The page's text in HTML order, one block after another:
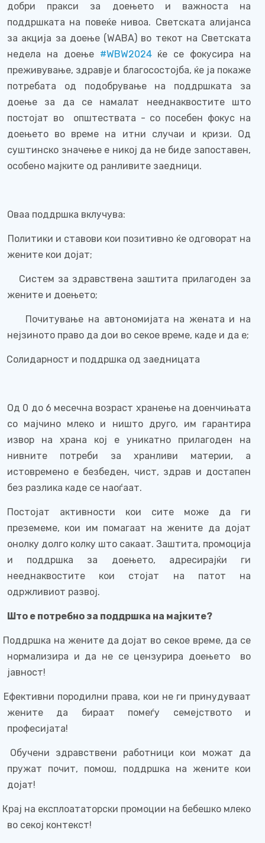
добри пракси за доењето и важноста на
поддршката на повеќе нивоа. Светската алијанса
за акција за доење (WABA) во текот на Светската
недела на доење #WBW2024 ќе се фокусира на
преживување, здравје и благосостојба, ќе ја покаже
потребата од подобрување на поддршката за
доење за да се намалат нееднаквостите што
постојат во
општествата - со посебен фокус на
доењето во време на итни случаи и кризи. Од
суштинско значење е никој да не биде запоставен,
особено мајките од ранливите заедници.
Оваа поддршка вклучува:
Политики и ставови кои позитивно ќе одговорат на
жените кои дојат;
Систем за здравствена заштита прилагоден за
жените и доењето;
Почитување на автономијата на жената и на
нејзиното право да дои во секое време, каде и да е;
Солидарност и поддршка од заедницата
Од 0 до 6 месечнa возраст хранење на доенчињата
со мајчино млеко и ништо друго, им гарантира
извор на храна кој е уникатно прилагоден на
нивните потреби за хранливи материи, а
истовремено е безбеден, чист, здрав и достапен
без разлика каде се наоѓаат.
Постојат активности кои сите може да ги
преземеме, кои им помагаат на жените да дојат
онолку долго колку што сакаат. Заштита, промоција
и поддршка за доењето, адресирајќи ги
нееднаквостите кои стојат на патот на
одржливиот развој.
Што е потребно за поддршка на мајките?
Поддршка на жените да дојат во секое време, да се
нормализира и да не се цензурира доењето
во
јавност!
Ефективни породилни права, кои не ги принудуваат
жените да бираат помеѓу семејството и
професијата!
Обучени здравствени работници кои можат да
пружат почит, помош, поддршка на жените кои
дојат!
Крај на експлоататорски промоции на бебешко млеко
во секој контекст!